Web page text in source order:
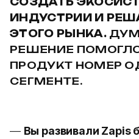
ИНДУСТРИИ И
ЭТОГО РЫНКА.
РЕШЕНИЕ
ПРОДУКТ НОМЕР
СЕГМЕНТЕ.
— Вы развивали Zapis